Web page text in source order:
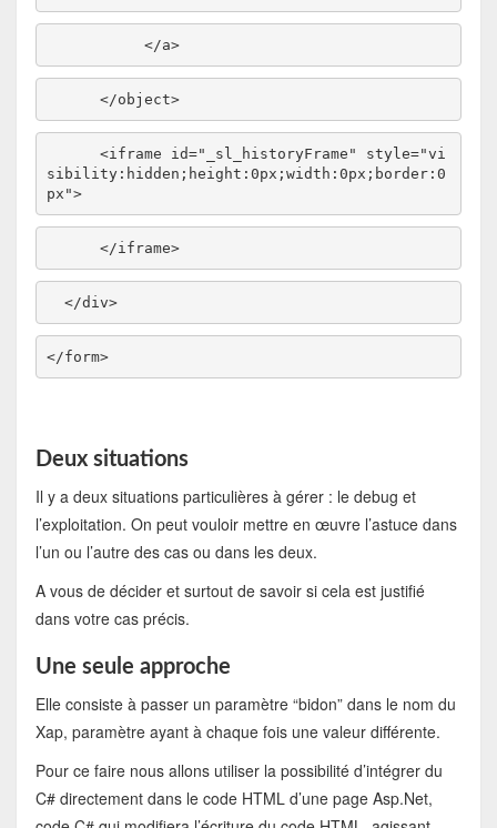
</a>
</object>
<iframe id="_sl_historyFrame" style="vi
sibility:hidden;height:0px;width:0px;border:0
px">
</iframe>
</div>
</form>
Deux situations
Il y a deux situations particulières à gérer : le debug et
l’exploitation. On peut vouloir mettre en œuvre l’astuce dans
l’un ou l’autre des cas ou dans les deux.
A vous de décider et surtout de savoir si cela est justifié
dans votre cas précis.
Une seule approche
Elle consiste à passer un paramètre “bidon” dans le nom du
Xap, paramètre ayant à chaque fois une valeur différente.
Pour ce faire nous allons utiliser la possibilité d’intégrer du
C# directement dans le code HTML d’une page Asp.Net,